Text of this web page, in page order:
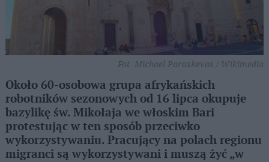
Fot. Michael Paraskevas / Wikimedia
Około 60-osobowa grupa afrykańskich
robotników sezonowych od 16 lipca okupuje
bazylikę św. Mikołaja we włoskim Bari
protestując w ten sposób przeciwko
wykorzystywaniu. Pracujący na polach regionu
migranci są wykorzystywani i muszą żyć „w